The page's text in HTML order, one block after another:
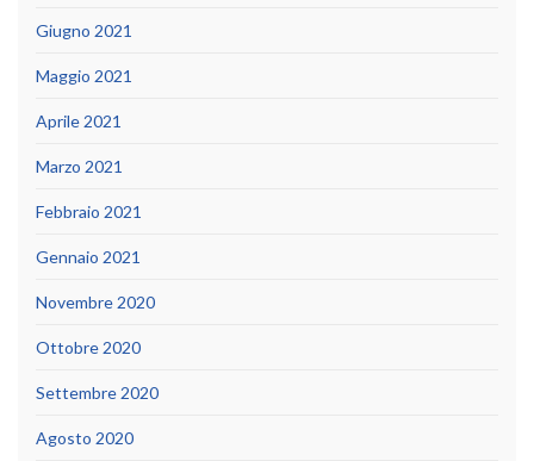
Giugno 2021
Maggio 2021
Aprile 2021
Marzo 2021
Febbraio 2021
Gennaio 2021
Novembre 2020
Ottobre 2020
Settembre 2020
Agosto 2020